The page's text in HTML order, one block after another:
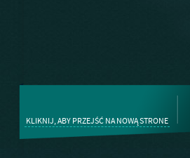
KLIKNIJ, ABY PRZEJŚĆ NA NOWĄ STRONE